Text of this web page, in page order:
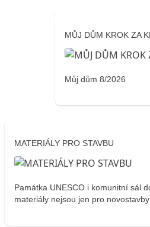
MŮJ DŮM KROK ZA
Můj dům 8/2026
MATERIÁLY PRO STAVBU
Památka UNESCO i komunitní sál
materiály nejsou jen pro novostavby